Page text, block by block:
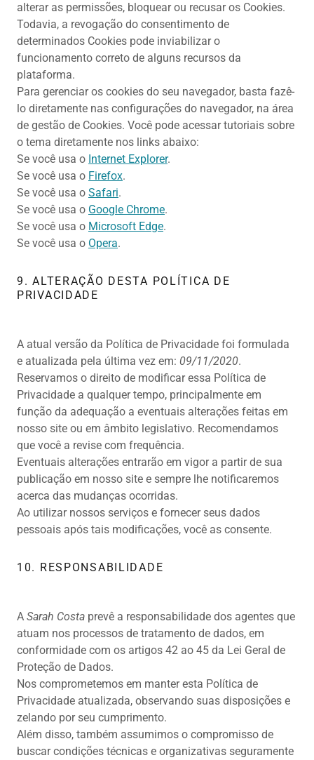
alterar as permissões, bloquear ou recusar os Cookies.
Todavia, a revogação do consentimento de
determinados Cookies pode inviabilizar o
funcionamento correto de alguns recursos da
plataforma.
Para gerenciar os cookies do seu navegador, basta fazê-
lo diretamente nas configurações do navegador, na área
de gestão de Cookies. Você pode acessar tutoriais sobre
o tema diretamente nos links abaixo:
Se você usa o Internet Explorer.
Se você usa o Firefox.
Se você usa o Safari.
Se você usa o Google Chrome.
Se você usa o Microsoft Edge.
Se você usa o Opera.
9. ALTERAÇÃO DESTA POLÍTICA DE
PRIVACIDADE
A atual versão da Política de Privacidade foi formulada
e atualizada pela última vez em: 09/11/2020.
Reservamos o direito de modificar essa Política de
Privacidade a qualquer tempo, principalmente em
função da adequação a eventuais alterações feitas em
nosso site ou em âmbito legislativo. Recomendamos
que você a revise com frequência.
Eventuais alterações entrarão em vigor a partir de sua
publicação em nosso site e sempre lhe notificaremos
acerca das mudanças ocorridas.
Ao utilizar nossos serviços e fornecer seus dados
pessoais após tais modificações, você as consente.
10. RESPONSABILIDADE
A Sarah Costa prevê a responsabilidade dos agentes que
atuam nos processos de tratamento de dados, em
conformidade com os artigos 42 ao 45 da Lei Geral de
Proteção de Dados.
Nos comprometemos em manter esta Política de
Privacidade atualizada, observando suas disposições e
zelando por seu cumprimento.
Além disso, também assumimos o compromisso de
buscar condições técnicas e organizativas seguramente